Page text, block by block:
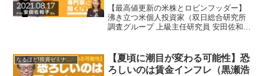
主任研究員 安田佐和子さん）
【なるほど!投資ゼミナール】
【最高値更新の米株とロビンフッダー】
沸き立つ米個人投資家（双日総合研究所
調査グループ 上級主任研究員 安田佐和子
フリーアナウンサーの大橋ひろこが、投
資・お金につい...
なるほど!投資ゼミナール
【夏頃に潮目が変わる可能性】恐
ろしいのは賃金インフレ（黒瀬浩